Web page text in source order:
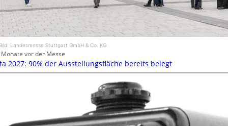
Landesmesse Stuttgart GmbH & Co. KG
vor der Messe
2027: 90% der Ausstellungsfläche bereits belegt